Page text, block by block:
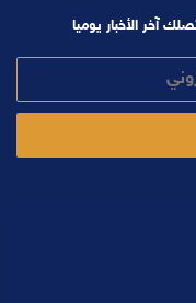
آخر الأخبار يوميا